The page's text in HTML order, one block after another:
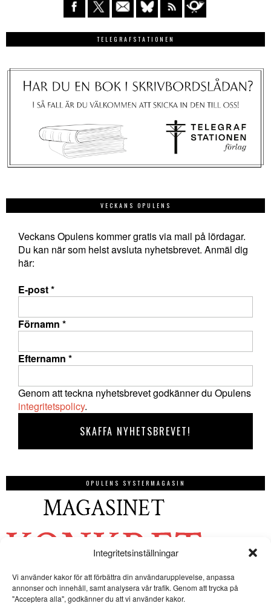
Integritetsinställningar
Vi använder kakor för att förbättra din användarupplevelse, anpassa
annonser och innehåll, samt analysera vår trafik. Genom att trycka på
"Acceptera alla", godkänner du att vi använder kakor.
TELEGRAFSTATIONEN
VECKANS OPULENS
Veckans Opulens kommer gratis via mail på lördagar.
Du kan när som helst avsluta nyhetsbrevet. Anmäl dig
här:
E-post*
Förnamn *
Efternamn *
Genom att teckna nyhetsbrevet godkänner du Opulens
integritetspolicy.
OPULENS SYSTERMAGASIN